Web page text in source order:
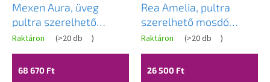
Mexen Aura, üveg
pultra szerelhető
mosdó 39 × 39 cm,
arany, 24013952
Raktáron (>20 db )
68 670 Ft
Rea Amelia, pultra
szerelhető mosdó
520x325x125 mm,
fényes fehér, REA-
U4331
Raktáron (>20 db )
26 500 Ft